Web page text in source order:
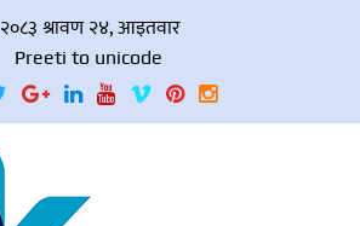
२०८३ श्रावण २४, आइतवार
Preeti to unicode